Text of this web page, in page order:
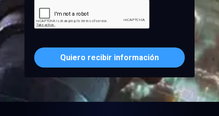
Quiero recibir información